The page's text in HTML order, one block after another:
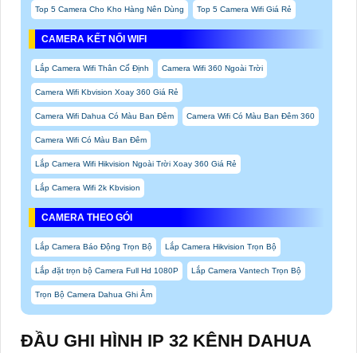
Top 5 Camera Cho Kho Hàng Nên Dùng Top 5 Camera Wifi Giá Rẻ
CAMERA KẾT NỐI WIFI
Lắp Camera Wifi Thân Cố Định Camera Wifi 360 Ngoài Trời
Camera Wifi Kbvision Xoay 360 Giá Rẻ
Camera Wifi Dahua Có Màu Ban Đêm Camera Wifi Có Màu Ban Đêm 360
Camera Wifi Có Màu Ban Đêm
Lắp Camera Wifi Hikvision Ngoài Trời Xoay 360 Giá Rẻ
Lắp Camera Wifi 2k Kbvision
CAMERA THEO GÓI
Lắp Camera Báo Động Trọn Bộ Lắp Camera Hikvision Trọn Bộ
Lắp đặt trọn bộ Camera Full Hd 1080P Lắp Camera Vantech Trọn Bộ
Trọn Bộ Camera Dahua Ghi Âm
ĐẦU GHI HÌNH IP 32 KÊNH DAHUA